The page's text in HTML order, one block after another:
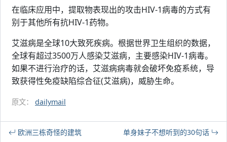
在临床应用中，提取物表现出的攻击HIV-1病毒的方式有
别于其他所有抗HIV-1药物。
艾滋病是全球10大致死疾病。根据世界卫生组织的数据，
全球有超过3500万人感染艾滋病，主要感染HIV-1病毒。
如果不进行治疗的话，艾滋病病毒就会破坏免疫系统，导
致获得性免疫缺陷综合征(艾滋病)，威胁生命。
原文： dailymail
欧洲三栋奇怪的建筑 单身妹子不想听到的30句话